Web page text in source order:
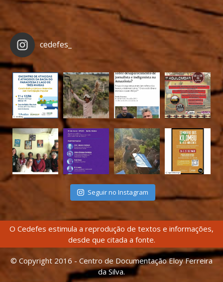
cedefes_
Seguir no Instagram
O Cedefes estimula a reprodução de textos e informações,
desde que citada a fonte.
© Copyright 2016 - Centro de Documentação Eloy Ferreira
da Silva.